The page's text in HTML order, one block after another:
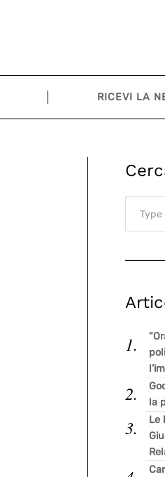
RICEVI LA
Search
for:
la
Le